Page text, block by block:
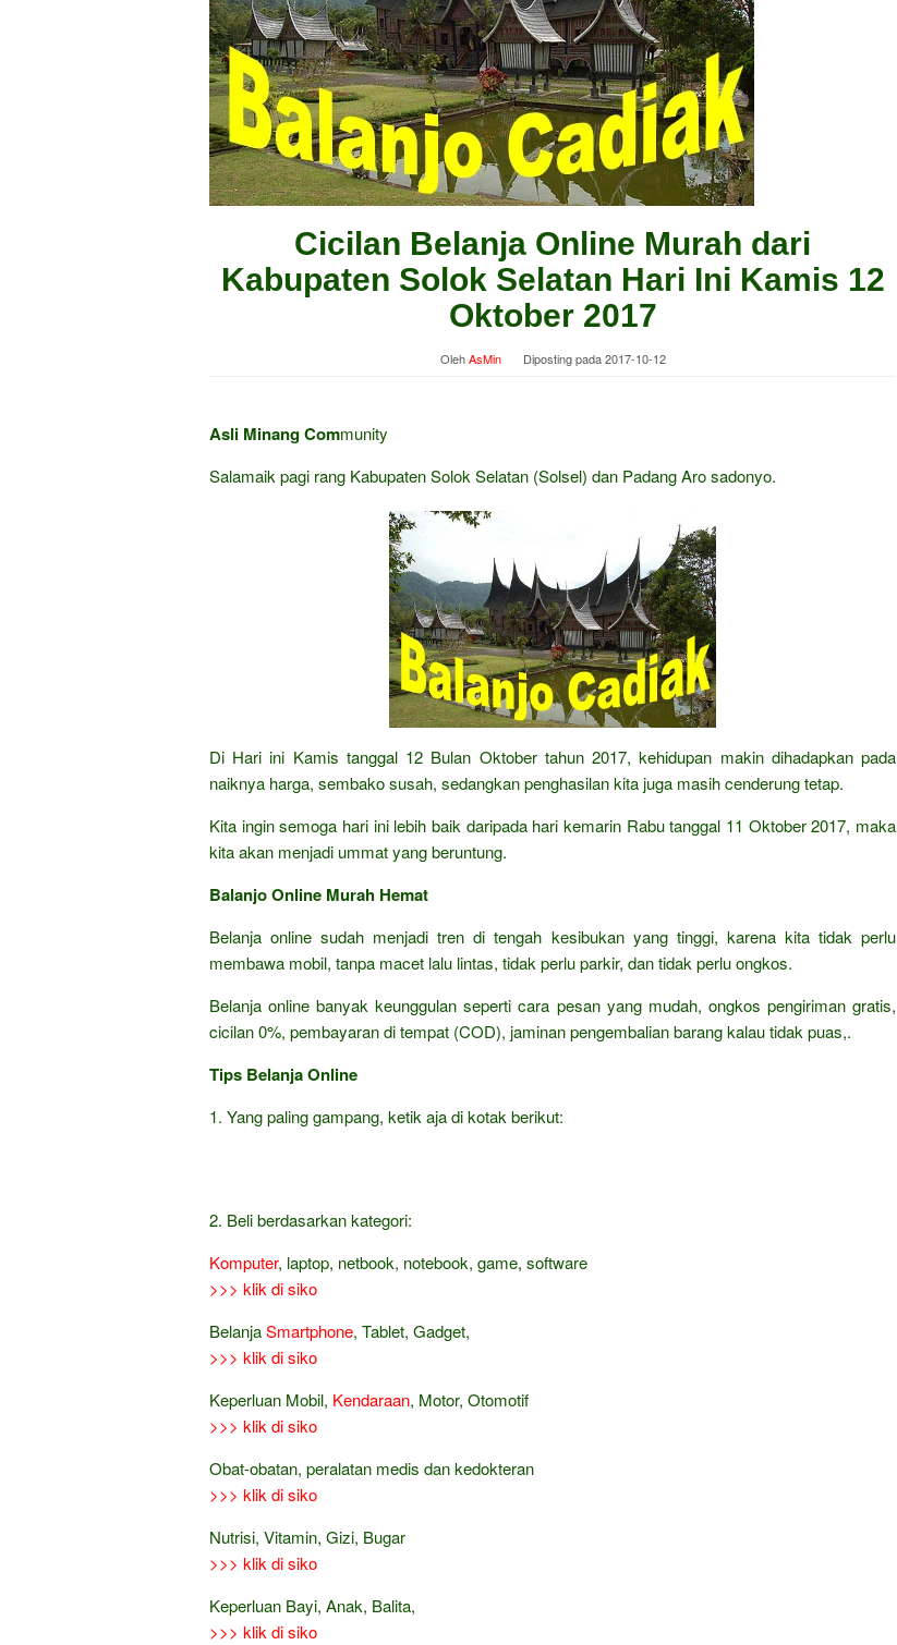
Cicilan Belanja Online Murah dari
Kabupaten Solok Selatan Hari Ini Kamis 12
Oktober 2017
OlehAsMin Diposting pada2017-10-12
Asli Minang Community
Salamaik pagi rang Kabupaten Solok Selatan (Solsel) dan Padang Aro sadonyo.
Di Hari ini Kamis tanggal 12 Bulan Oktober tahun 2017, kehidupan makin dihadapkan pada
naiknya harga, sembako susah, sedangkan penghasilan kita juga masih cenderung tetap.
Kita ingin semoga hari ini lebih baik daripada hari kemarin Rabu tanggal 11 Oktober 2017, maka
kita akan menjadi ummat yang beruntung.
Balanjo Online Murah Hemat
Belanja online sudah menjadi tren di tengah kesibukan yang tinggi, karena kita tidak perlu
membawa mobil, tanpa macet lalu lintas, tidak perlu parkir, dan tidak perlu ongkos.
Belanja online banyak keunggulan seperti cara pesan yang mudah, ongkos pengiriman gratis,
cicilan 0%, pembayaran di tempat (COD), jaminan pengembalian barang kalau tidak puas,.
Tips Belanja Online
1. Yang paling gampang, ketik aja di kotak berikut:
2. Beli berdasarkan kategori:
Komputer, laptop, netbook, notebook, game, software
>>> klik di siko
BelanjaSmartphone, Tablet, Gadget,
>>> klik di siko
Keperluan Mobil, Kendaraan, Motor, Otomotif
>>> klik di siko
Obat-obatan, peralatan medis dan kedokteran
>>> klik di siko
Nutrisi, Vitamin, Gizi, Bugar
>>> klik di siko
Keperluan Bayi, Anak, Balita,
>>> klik di siko